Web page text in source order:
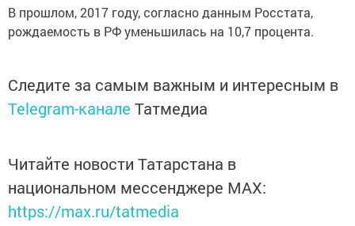
В прошлом, 2017 году, согласно данным Росстата,
рождаемость в РФ уменьшилась на 10,7 процента.
Следите за самым важным и интересным в
Telegram-канале Татмедиа
Читайте новости Татарстана в
национальном мессенджере MАХ:
https://max.ru/tatmedia